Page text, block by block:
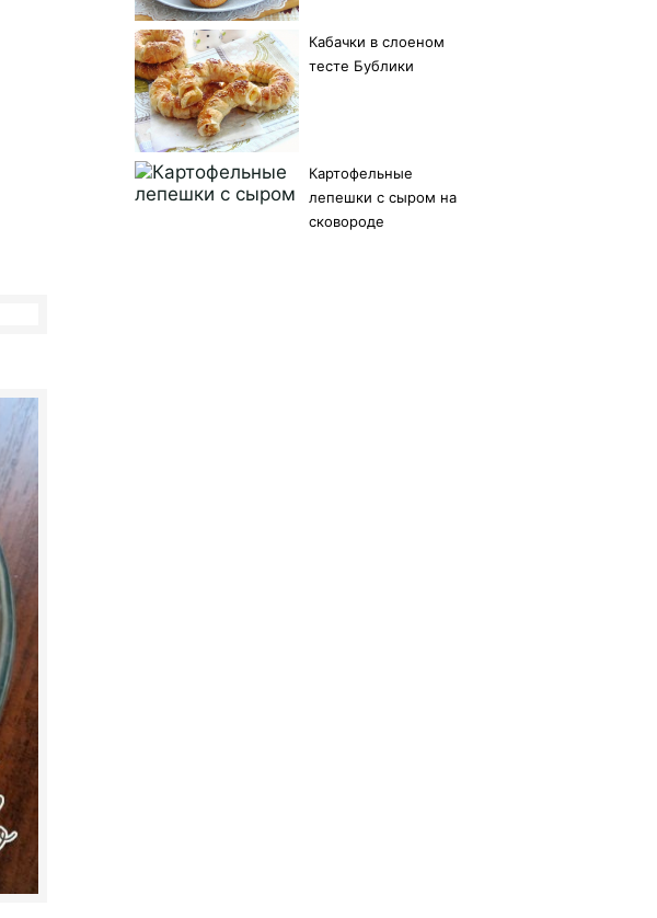
Кабачки в слоеном
тесте Бублики
Картофельные
лепешки с сыром на
сковороде